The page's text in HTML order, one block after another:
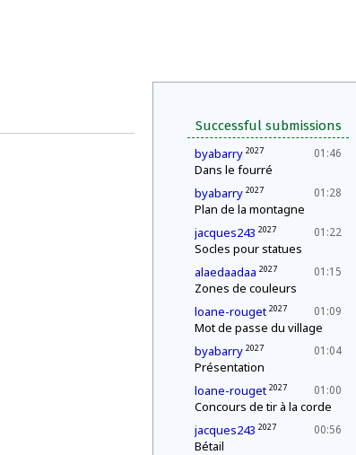
Successful submissions
01:46
byabarry 2027
Dans le fourré
01:28
byabarry 2027
Plan de la montagne
01:22
jacques243 2027
Socles pour statues
01:15
alaedaadaa 2027
Zones de couleurs
01:09
loane-rouget 2027
Mot de passe du village
01:04
byabarry 2027
Présentation
01:00
loane-rouget 2027
Concours de tir à la corde
00:56
jacques243 2027
Bétail